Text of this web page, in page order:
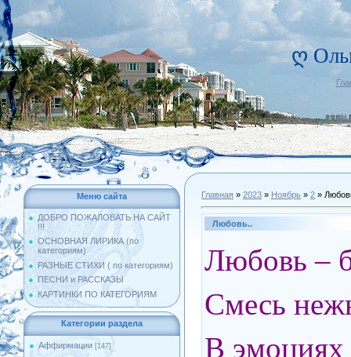
ღ
Меню сайта
ДОБРО ПОЖАЛОВАТЬ НА САЙТ
!!!
ОСНОВНАЯ ЛИРИКА (по
категориям)
РАЗНЫЕ СТИХИ ( по категориям)
ПЕСНИ и РАССКАЗЫ
КАРТИНКИ ПО КАТЕГОРИЯМ
Категории раздела
Аффирмации [147]
Главная » 2023 » Ноябрь » 2 »
Любовь..
Любовь –
Смесь
В эмоциях